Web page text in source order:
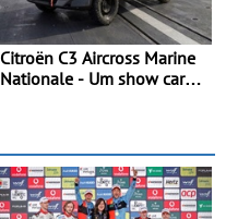
Citroën C3 Aircross Marine
Nationale - Um show car